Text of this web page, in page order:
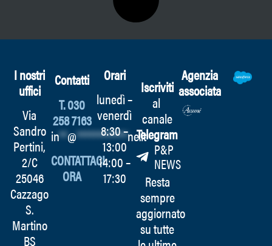
I nostri
uffici
Via
Sandro
Pertini,
2/C
25046
Cazzago
S.
Martino
BS
Contatti
T. 030
258 7163
in**@************ne.it
CONTATTACI
ORA
Orari
lunedì –
venerdì
8:30 –
13:00
14:00 –
17:30
Iscriviti
al
canale
Telegram
P&P
NEWS
Resta
sempre
aggiornato
su tutte
Agenzia
associata